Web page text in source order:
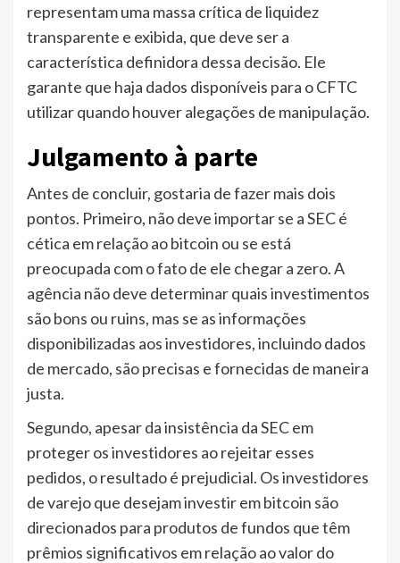
representam uma massa crítica de liquidez
transparente e exibida, que deve ser a
característica definidora dessa decisão. Ele
garante que haja dados disponíveis para o CFTC
utilizar quando houver alegações de manipulação.
Julgamento à parte
Antes de concluir, gostaria de fazer mais dois
pontos. Primeiro, não deve importar se a SEC é
cética em relação ao bitcoin ou se está
preocupada com o fato de ele chegar a zero. A
agência não deve determinar quais investimentos
são bons ou ruins, mas se as informações
disponibilizadas aos investidores, incluindo dados
de mercado, são precisas e fornecidas de maneira
justa.
Segundo, apesar da insistência da SEC em
proteger os investidores ao rejeitar esses
pedidos, o resultado é prejudicial. Os investidores
de varejo que desejam investir em bitcoin são
direcionados para produtos de fundos que têm
prêmios significativos em relação ao valor do